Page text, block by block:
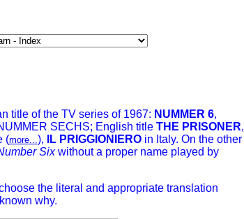
title of the TV series of 1967: NUMMER 6,
SECHS; English title THE PRISONER,
(more... ), IL PRIGGIONIEROin Italy. On the other
Sixwithout a proper name played by
the literal and appropriate translation
why.